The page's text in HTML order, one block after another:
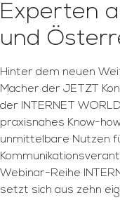
Experten
und
Hinter dem neuen
Macher der JETZT
der INTERNET
praxisnahes Know-
unmittelbare Nutzen
Webinar-Reihe
setzt sich aus zehn